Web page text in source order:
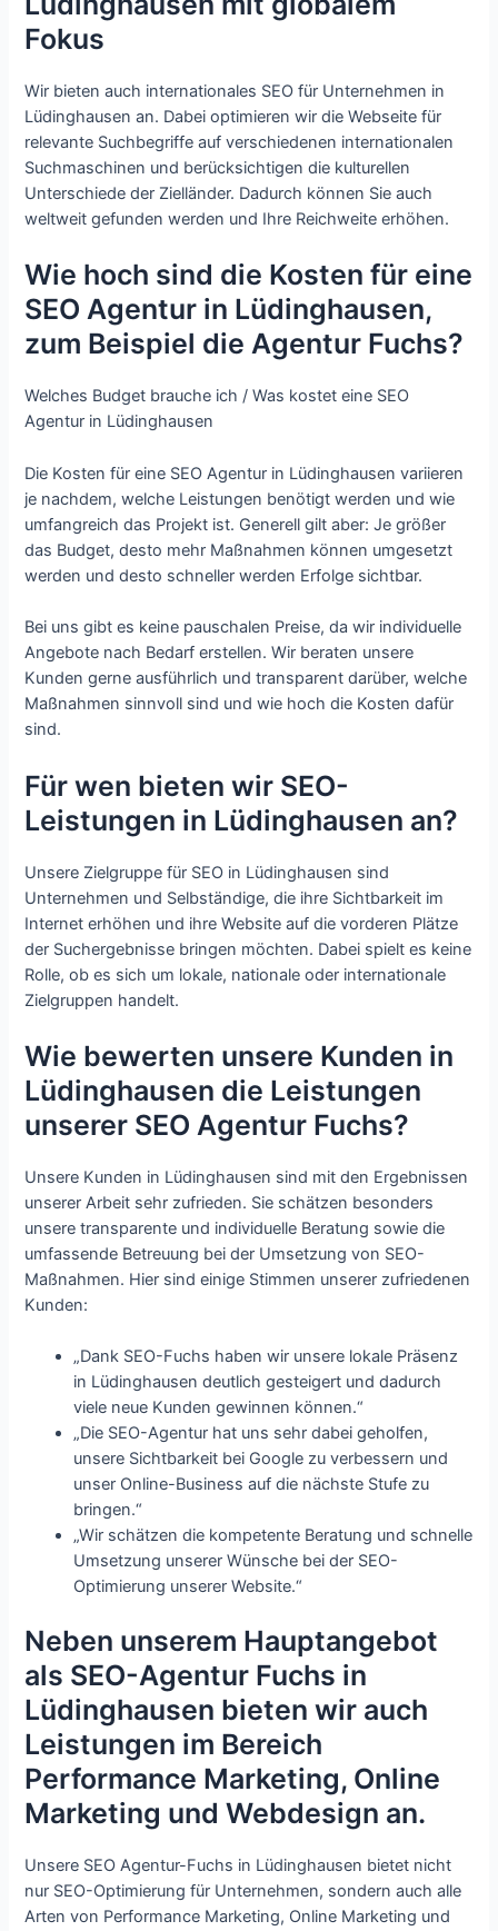
Fokus
Wir bieten auch internationales SEO für Unternehmen in
Lüdinghausen an. Dabei optimieren wir die Webseite für
relevante Suchbegriffe auf verschiedenen internationalen
Suchmaschinen und berücksichtigen die kulturellen
Unterschiede der Zielländer. Dadurch können Sie auch
weltweit gefunden werden und Ihre Reichweite erhöhen.
Wie hoch sind die Kosten für eine
SEO Agentur in Lüdinghausen,
zum Beispiel die Agentur Fuchs?
Welches Budget brauche ich / Was kostet eine SEO
Agentur in Lüdinghausen
Die Kosten für eine SEO Agentur in Lüdinghausen variieren
je nachdem, welche Leistungen benötigt werden und wie
umfangreich das Projekt ist. Generell gilt aber: Je größer
das Budget, desto mehr Maßnahmen können umgesetzt
werden und desto schneller werden Erfolge sichtbar.
Bei uns gibt es keine pauschalen Preise, da wir individuelle
Angebote nach Bedarf erstellen. Wir beraten unsere
Kunden gerne ausführlich und transparent darüber, welche
Maßnahmen sinnvoll sind und wie hoch die Kosten dafür
sind.
Für wen bieten wir SEO-
Leistungen in Lüdinghausen an?
Unsere Zielgruppe für SEO in Lüdinghausen sind
Unternehmen und Selbständige, die ihre Sichtbarkeit im
Internet erhöhen und ihre Website auf die vorderen Plätze
der Suchergebnisse bringen möchten. Dabei spielt es keine
Rolle, ob es sich um lokale, nationale oder internationale
Zielgruppen handelt.
Wie bewerten unsere Kunden in
Lüdinghausen die Leistungen
unserer SEO Agentur Fuchs?
Unsere Kunden in Lüdinghausen sind mit den Ergebnissen
unserer Arbeit sehr zufrieden. Sie schätzen besonders
unsere transparente und individuelle Beratung sowie die
umfassende Betreuung bei der Umsetzung von SEO-
Maßnahmen. Hier sind einige Stimmen unserer zufriedenen
Kunden:
„Dank SEO-Fuchs haben wir unsere lokale Präsenz
in Lüdinghausen deutlich gesteigert und dadurch
viele neue Kunden gewinnen können.“
„Die SEO-Agentur hat uns sehr dabei geholfen,
unsere Sichtbarkeit bei Google zu verbessern und
unser Online-Business auf die nächste Stufe zu
bringen.“
„Wir schätzen die kompetente Beratung und schnelle
Umsetzung unserer Wünsche bei der SEO-
Optimierung unserer Website.“
Neben unserem Hauptangebot
als SEO-Agentur Fuchs in
Lüdinghausen bieten wir auch
Leistungen im Bereich
Performance Marketing, Online
Marketing und Webdesign an.
Unsere SEO Agentur-Fuchs in Lüdinghausen bietet nicht
nur SEO-Optimierung für Unternehmen, sondern auch alle
Arten von Performance Marketing, Online Marketing und